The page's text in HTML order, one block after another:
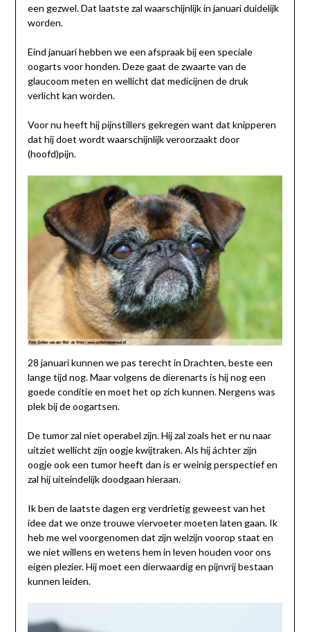
een gezwel. Dat laatste zal waarschijnlijk in januari duidelijk
worden.
Eind januari hebben we een afspraak bij een speciale
oogarts voor honden. Deze gaat de zwaarte van de
glaucoom meten en wellicht dat medicijnen de druk
verlicht kan worden.
Voor nu heeft hij pijnstillers gekregen want dat knipperen
dat hij doet wordt waarschijnlijk veroorzaakt door
(hoofd)pijn.
28 januari kunnen we pas terecht in Drachten, beste een
lange tijd nog. Maar volgens de dierenarts is hij nog een
goede conditie en moet het op zich kunnen. Nergens was
plek bij de oogartsen.
De tumor zal niet operabel zijn. Hij zal zoals het er nu naar
uitziet wellicht zijn oogje kwijtraken. Als hij áchter zijn
oogje ook een tumor heeft dan is er weinig perspectief en
zal hij uiteindelijk doodgaan hieraan.
Ik ben de laatste dagen erg verdrietig geweest van het
idee dat we onze trouwe viervoeter moeten laten gaan. Ik
heb me wel voorgenomen dat zijn welzijn voorop staat en
we niet willens en wetens hem in leven houden voor ons
eigen plezier. Hij moet een dierwaardig en pijnvrij bestaan
kunnen leiden.